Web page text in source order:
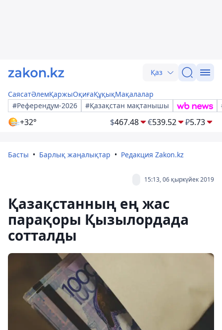
Қаз
СаясатӘлемҚаржыОқиғаҚұқықМақалалар
#Референдум-2026
#Қазақстан мақтанышы
+32° $467.48 €539.52 ₽5.73
Басты Барлық жаңалықтар Редакция Zakon.kz
15:13, 06 қыркүйек 2019
Қазақстанның ең жас
парақоры Қызылордада
сотталды